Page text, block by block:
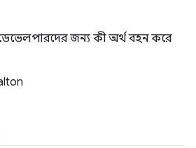
জন্য কী অর্থ বহন করে